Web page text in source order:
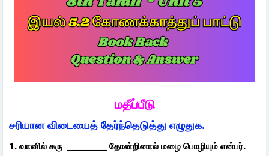
மதீப்பீடு
சரியான விடையைத் தேர்ந்தெடுத்து எழுதுக.
1. வானில் கரு ___________ தோன்றினால் மழை பொழியும் என்பர்.